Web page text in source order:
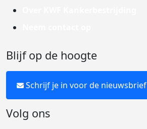
Blijf op de hoogte
Schrijf je in voor de nieuwsbrief
Volg ons